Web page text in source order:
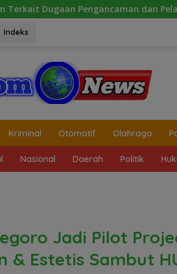
Pengancaman dan Pelarangan
Indeks
Kriminal Otomotif Olahraga
Nasional Daerah Politik
Jadi Pilot
& Estetis Sambut